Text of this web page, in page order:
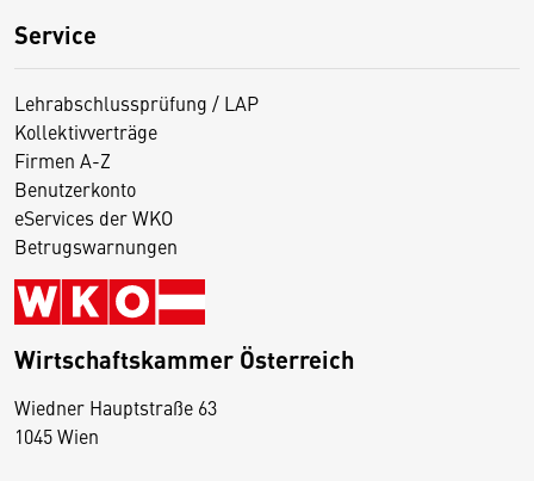
Service
Lehrabschlussprüfung / LAP
Kollektivverträge
Firmen A-Z
Benutzerkonto
eServices der WKO
Betrugswarnungen
Wirtschaftskammer Österreich
Wiedner Hauptstraße 63
1045 Wien
D